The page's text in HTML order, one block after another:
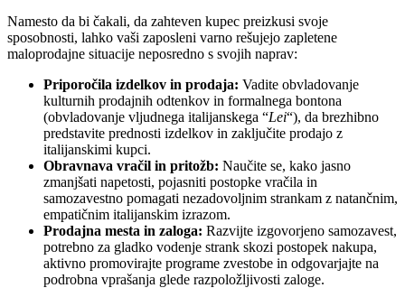
Namesto da bi čakali, da zahteven kupec preizkusi svoje
sposobnosti, lahko vaši zaposleni varno rešujejo zapletene
maloprodajne situacije neposredno s svojih naprav:
Priporočila izdelkov in prodaja: Vadite obvladovanje
kulturnih prodajnih odtenkov in formalnega bontona
(obvladovanje vljudnega italijanskega “Lei“), da brezhibno
predstavite prednosti izdelkov in zaključite prodajo z
italijanskimi kupci.
Obravnava vračil in pritožb: Naučite se, kako jasno
zmanjšati napetosti, pojasniti postopke vračila in
samozavestno pomagati nezadovoljnim strankam z natančnim,
empatičnim italijanskim izrazom.
Prodajna mesta in zaloga: Razvijte izgovorjeno samozavest,
potrebno za gladko vodenje strank skozi postopek nakupa,
aktivno promovirajte programe zvestobe in odgovarjajte na
podrobna vprašanja glede razpoložljivosti zaloge.